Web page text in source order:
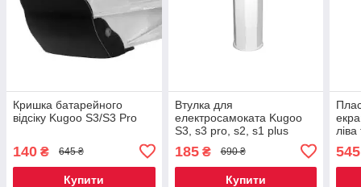
Кришка батарейного
відсіку Kugoo S3/S3 Pro
140 ₴ 645 ₴
Купити
Втулка для
електросамоката Kugoo
S3, s3 pro, s2, s1 plus
185₴ 690 ₴
Купити
S3
545